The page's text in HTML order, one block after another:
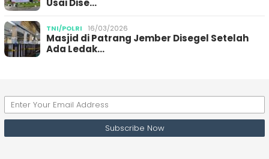
Usai Dise…
TNI/POLRI 16/03/2026
Masjid di Patrang Jember Disegel Setelah
Ada Ledak…